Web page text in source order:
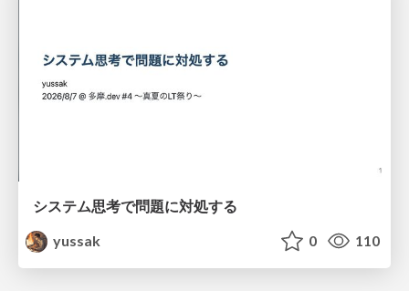
システム思考で問題に対処する
yussak
0 110